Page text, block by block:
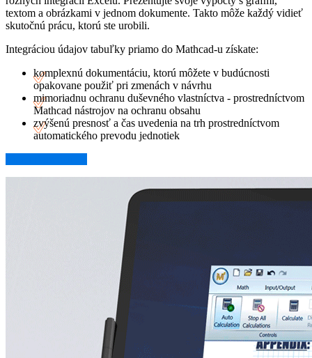
textom a obrázkami v jednom dokumente. Takto môže každý vidieť
skutočnú prácu, ktorú ste urobili.
Integráciou údajov tabuľky priamo do Mathcad-u získate:
komplexnú dokumentáciu, ktorú môžete v budúcnosti
opakovane použiť pri zmenách v návrhu
mimoriadnu ochranu duševného vlastníctva - prostredníctvom
Mathcad nástrojov na ochranu obsahu
zvýšenú presnosť a čas uvedenia na trh prostredníctvom
automatického prevodu jednotiek